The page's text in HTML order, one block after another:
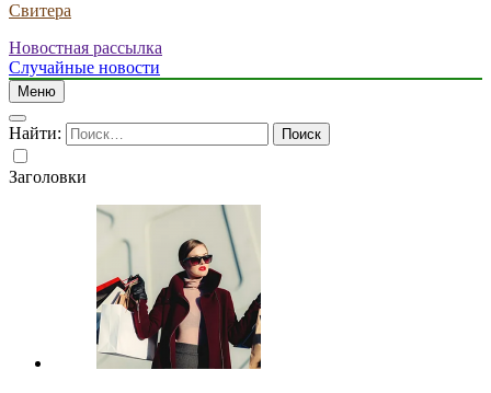
Свитера
Новостная рассылка
Случайные новости
Меню
Найти:
Заголовки